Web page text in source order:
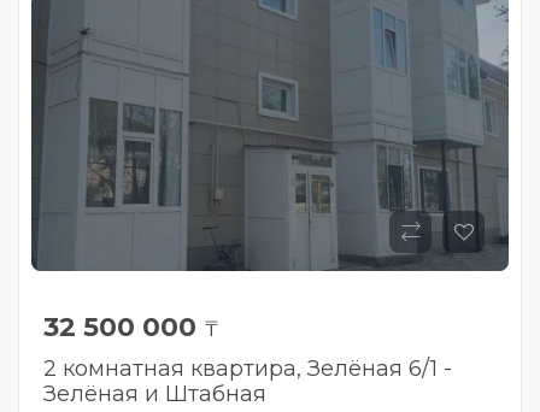
32 500 000 ₸
2 комнатная квартира, Зелёная 6/1 -
Зелёная и Штабная